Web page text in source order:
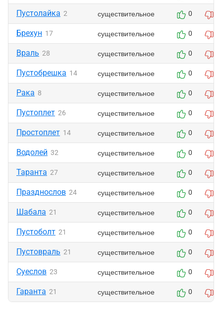
Пустолайка 2 существительное 0
Брехун 17 существительное 0
Враль 28 существительное 0
Пустобрешка 14 существительное 0
Рака 8 существительное 0
Пустоплет 26 существительное 0
Простоплет 14 существительное 0
Водолей 32 существительное 0
Таранта 27 существительное 0
Празднослов 24 существительное 0
Шабала 21 существительное 0
Пустоболт 21 существительное 0
Пустовраль 21 существительное 0
Суеслов 23 существительное 0
Гаранта 21 существительное 0